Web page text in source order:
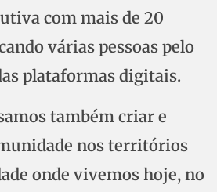
com mais de 20
várias pessoas pelo
plataformas digitais.
também criar e
nos territórios
onde vivemos hoje, no